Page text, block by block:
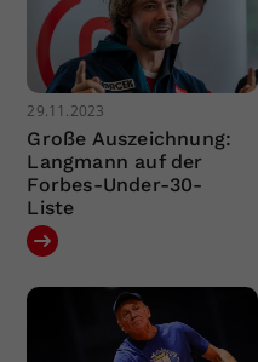
29.11.2023
Große Auszeichnung:
Langmann auf der
Forbes-Under-30-
Liste